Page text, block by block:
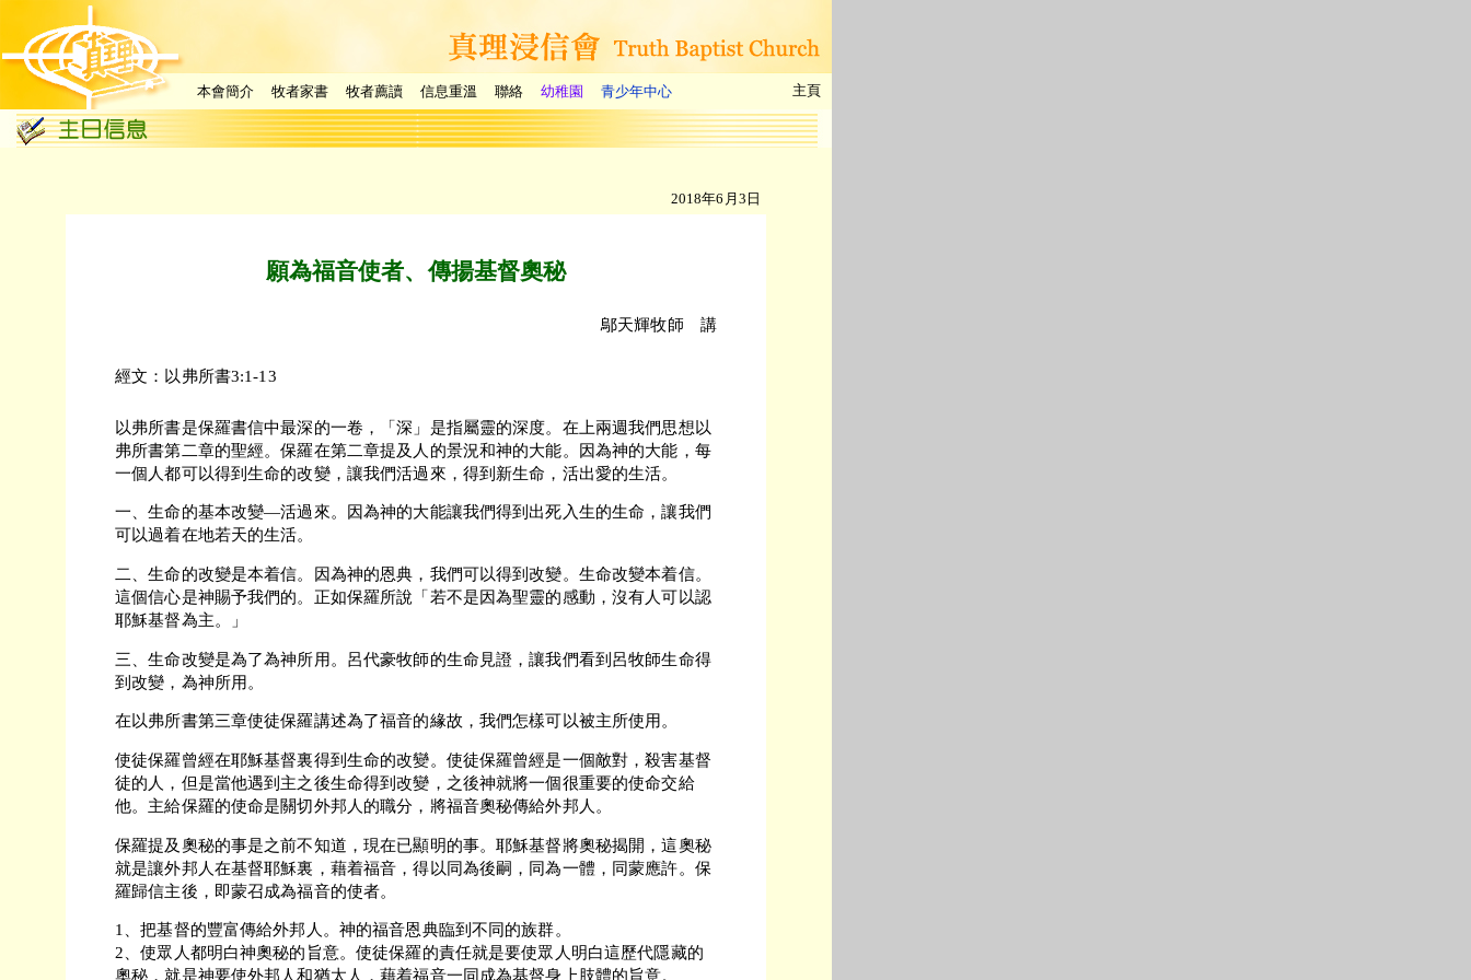
本會簡介 牧者家書 牧者薦讀 信息重溫 聯絡 幼稚園 青少年中心 主頁
2018年6月3日
願為福音使者、傳揚基督奧秘
鄔天輝牧師 講
經文：以弗所書3:1-13
以弗所書是保羅書信中最深的一卷，「深」是指屬靈的深度。在上兩週我們思想以
弗所書第二章的聖經。保羅在第二章提及人的景況和神的大能。因為神的大能，每
一個人都可以得到生命的改變，讓我們活過來，得到新生命，活出愛的生活。
一、生命的基本改變—活過來。因為神的大能讓我們得到出死入生的生命，讓我們
可以過着在地若天的生活。
二、生命的改變是本着信。因為神的恩典，我們可以得到改變。生命改變本着信。
這個信心是神賜予我們的。正如保羅所說「若不是因為聖靈的感動，沒有人可以認
耶穌基督為主。」
三、生命改變是為了為神所用。呂代豪牧師的生命見證，讓我們看到呂牧師生命得
到改變，為神所用。
在以弗所書第三章使徒保羅講述為了福音的緣故，我們怎樣可以被主所使用。
使徒保羅曾經在耶穌基督裏得到生命的改變。使徒保羅曾經是一個敵對，殺害基督
徒的人，但是當他遇到主之後生命得到改變，之後神就將一個很重要的使命交給
他。主給保羅的使命是關切外邦人的職分，將福音奧秘傳給外邦人。
保羅提及奧秘的事是之前不知道，現在已顯明的事。耶穌基督將奧秘揭開，這奧秘
就是讓外邦人在基督耶穌裏，藉着福音，得以同為後嗣，同為一體，同蒙應許。保
羅歸信主後，即蒙召成為福音的使者。
1、把基督的豐富傳給外邦人。神的福音恩典臨到不同的族群。
2、使眾人都明白神奧秘的旨意。使徒保羅的責任就是要使眾人明白這歷代隱藏的
奧秘，就是神要使外邦人和猶太人，藉着福音一同成為基督身上肢體的旨意。